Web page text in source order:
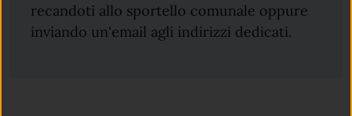
recandoti allo sportello comunale oppure
inviando un'email agli indirizzi dedicati.